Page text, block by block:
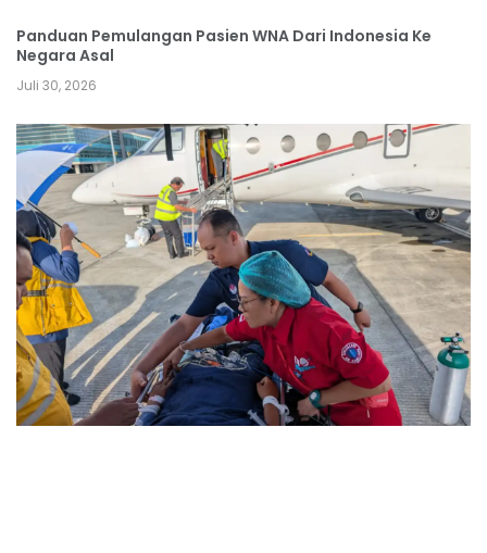
Panduan Pemulangan Pasien WNA Dari Indonesia Ke
Negara Asal
Juli 30, 2026